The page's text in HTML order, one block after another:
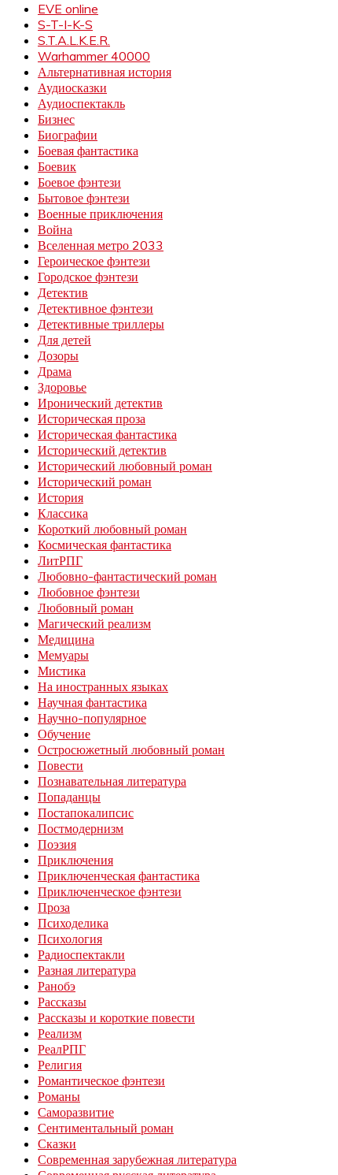
EVE online
S-T-I-K-S
S.T.A.L.K.E.R.
Warhammer 40000
Альтернативная история
Аудиосказки
Аудиоспектакль
Бизнес
Биографии
Боевая фантастика
Боевик
Боевое фэнтези
Бытовое фэнтези
Военные приключения
Война
Вселенная метро 2033
Героическое фэнтези
Городское фэнтези
Детектив
Детективное фэнтези
Детективные триллеры
Для детей
Дозоры
Драма
Здоровье
Иронический детектив
Историческая проза
Историческая фантастика
Исторический детектив
Исторический любовный роман
Исторический роман
История
Классика
Короткий любовный роман
Космическая фантастика
ЛитРПГ
Любовно-фантастический роман
Любовное фэнтези
Любовный роман
Магический реализм
Медицина
Мемуары
Мистика
На иностранных языках
Научная фантастика
Научно-популярное
Обучение
Остросюжетный любовный роман
Повести
Познавательная литература
Попаданцы
Постапокалипсис
Постмодернизм
Поэзия
Приключения
Приключенческая фантастика
Приключенческое фэнтези
Проза
Психоделика
Психология
Радиоспектакли
Разная литература
Ранобэ
Рассказы
Рассказы и короткие повести
Реализм
РеалРПГ
Религия
Романтическое фэнтези
Романы
Саморазвитие
Сентиментальный роман
Сказки
Современная зарубежная литература